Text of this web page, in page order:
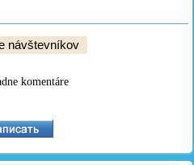
návštevníkov
komentáre